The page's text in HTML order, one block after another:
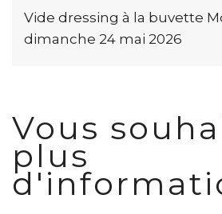
Vide dressing à la buvette
dimanche 24 mai 2026
Vous
plus